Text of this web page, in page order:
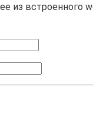
из встроенного